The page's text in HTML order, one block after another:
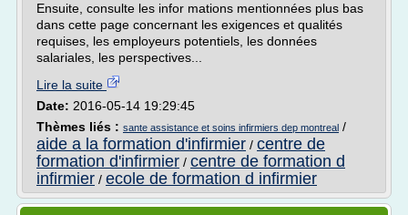
Ensuite, consulte les infor mations mentionnées plus bas
dans cette page concernant les exigences et qualités
requises, les employeurs potentiels, les données
salariales, les perspectives...
Lire la suite
Date: 2016-05-14 19:29:45
Thèmes liés : sante assistance et soins infirmiers dep montreal /
aide a la formation d'infirmier / centre de
formation d'infirmier / centre de formation d
infirmier / ecole de formation d infirmier